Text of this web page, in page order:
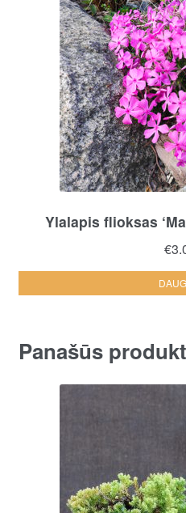
Ylalapis flioksas
€
Panašūs